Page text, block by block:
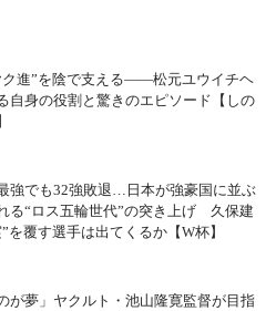
ク進”を陰で支える――松元ユウイチヘ
自身の役割と驚きのエピソード【しの
強でも32強敗退…日本が強豪国に並ぶ
る“ロス五輪世代”の突き上げ 久保建
を覆す選手は出てくるか【W杯】
が夢」ヤクルト・池山隆寛監督が目指